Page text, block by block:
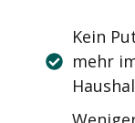
Kein
mehr